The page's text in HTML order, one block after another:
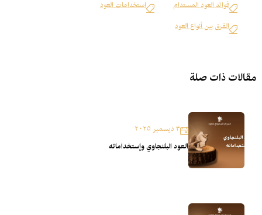
فوائد العود المستدام
استخدامات العود
الفرق بين أنواع العود
مقالات ذات صلة
٣ ديسمبر ٢٠٢٥
العود البلنجاوي وإستخداماته